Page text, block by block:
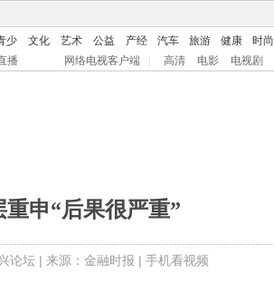
少 文化 艺术 公益 产经 汽车 旅游 健康 时尚
播 网络电视客户端 高清 电影 电视剧
申“后果很严重”
论坛| 来源：金融时报 | 手机看视频